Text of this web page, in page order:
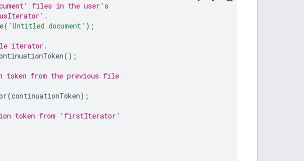
files in the user's
( 'Untitled document' );
iterator.
();
token from the previous file
(continuationToken);
token from 'firstIterator'